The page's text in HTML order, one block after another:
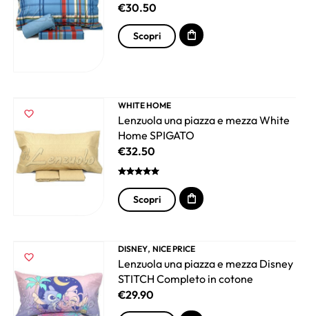
€30.50
Scopri
WHITE HOME
Lenzuola una piazza e mezza White
Home SPIGATO
€32.50
Scopri
DISNEY, NICE PRICE
Lenzuola una piazza e mezza Disney
STITCH Completo in cotone
€29.90